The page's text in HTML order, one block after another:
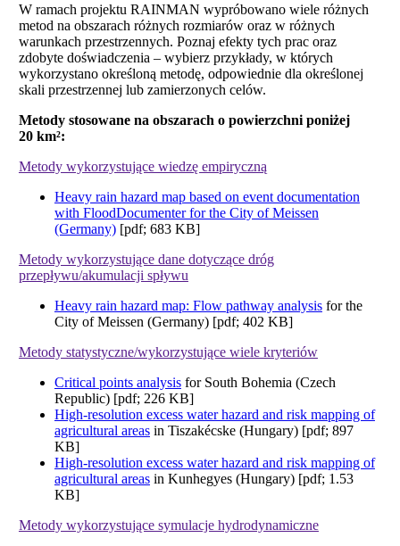
W ramach projektu RAINMAN wypróbowano wiele różnych
metod na obszarach różnych rozmiarów oraz w różnych
warunkach przestrzennych. Poznaj efekty tych prac oraz
zdobyte doświadczenia – wybierz przykłady, w których
wykorzystano określoną metodę, odpowiednie dla określonej
skali przestrzennej lub zamierzonych celów.
Metody stosowane na obszarach o powierzchni poniżej
20 km²:
Metody wykorzystujące wiedzę empiryczną
Heavy rain hazard map based on event documentation
with FloodDocumenter for the City of Meissen
(Germany)[pdf; 683 KB]
Metody wykorzystujące dane dotyczące dróg
przepływu/akumulacji spływu
Heavy rain hazard map: Flow pathway analysisfor the
City of Meissen (Germany) [pdf; 402 KB]
Metody statystyczne/wykorzystujące wiele kryteriów
Critical points analysisfor South Bohemia (Czech
Republic) [pdf; 226 KB]
High-resolution excess water hazard and risk mapping of
agricultural areasin Tiszakécske (Hungary) [pdf; 897
KB]
High-resolution excess water hazard and risk mapping of
agricultural areasin Kunhegyes (Hungary) [pdf; 1.53
KB]
Metody wykorzystujące symulacje hydrodynamiczne